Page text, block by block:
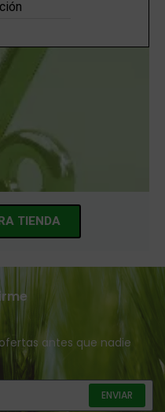
TIENDA
antes que nadie
ENVIAR